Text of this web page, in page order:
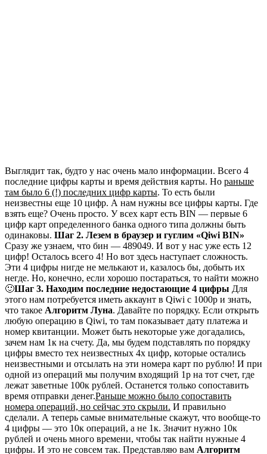
Выглядит так, будто у нас очень мало информации. Всего 4
последние цифры карты и время действия карты. Но раньше
там было 6 (!) последних цифр карты. То есть были
неизвестны еще 10 цифр. А нам нужны все цифры карты. Где
взять еще? Очень просто. У всех карт есть BIN — первые 6
цифр карт определенного банка одного типа должны быть
одинаковы. Шаг 2. Лезем в браузер и гуглим «Qiwi BIN»
Сразу же узнаем, что бин — 489049. И вот у нас уже есть 12
цифр! Осталось всего 4! Но вот здесь наступает сложность.
Эти 4 цифры нигде не мелькают и, казалось бы, добыть их
негде. Но, конечно, если хорошо постараться, то найти можно
🙂Шаг 3. Находим последние недостающие 4 цифры Для
этого нам потребуется иметь аккаунт в Qiwi с 1000р и знать,
что такое Алгоритм Луна. Давайте по порядку. Если открыть
любую операцию в Qiwi, то там показывает дату платежа и
номер квитанции. Может быть некоторые уже догадались,
зачем нам 1к на счету. Да, мы будем подставлять по порядку
цифры вместо тех неизвестных 4х цифр, которые остались
неизвестными и отсылать на эти номера карт по рублю! И при
одной из операций мы получим входящий 1р на тот счет, где
лежат заветные 100к рублей. Останется только сопоставить
время отправки денег.Раньше можно было сопоставить
номера операций, но сейчас это скрыли. И правильно
сделали. А теперь самые внимательные скажут, что вообще-то
4 цифры — это 10к операций, а не 1к. Значит нужно 10к
рублей и очень много времени, чтобы так найти нужные 4
цифры. И это не совсем так. Представляю вам Алгоритм